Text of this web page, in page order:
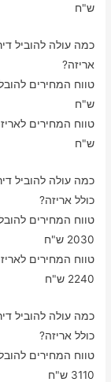
ש"ח
אריזה?
ש"ח
ש"ח
כולל אריזה?
2030 ש"ח
2240 ש"ח
כולל אריזה?
3110 ש"ח